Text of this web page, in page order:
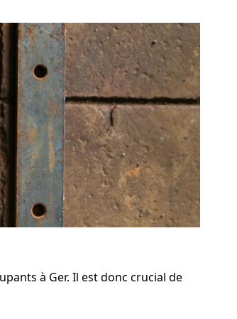
à Ger. Il est donc crucial de